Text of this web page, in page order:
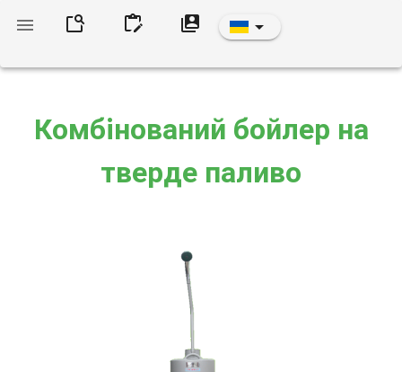
Комбінований бойлер на
тверде паливо